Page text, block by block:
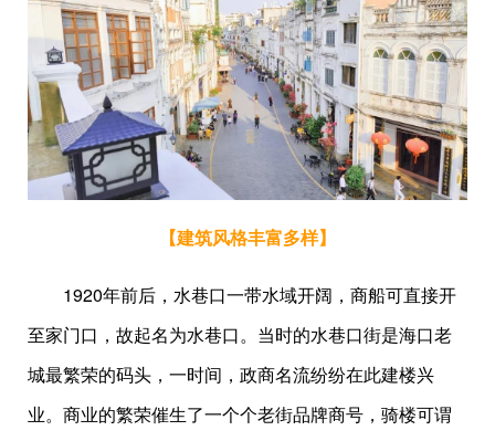
【建筑风格丰富多样】
1920年前后，水巷口一带水域开阔，商船可直接开
至家门口，故起名为水巷口。当时的水巷口街是海口老
城最繁荣的码头，一时间，政商名流纷纷在此建楼兴
业。商业的繁荣催生了一个个老街品牌商号，骑楼可谓